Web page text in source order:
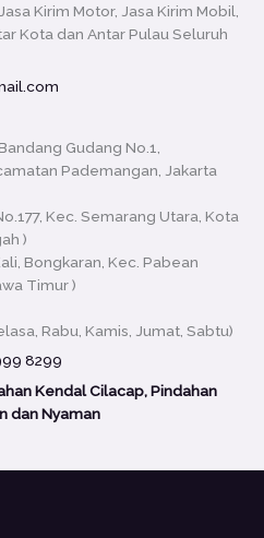
Kirim Motor, Jasa Kirim Mobil,
Kota dan Antar Pulau Seluruh
Gudang No.1,
Pademangan, Jakarta
Kec. Semarang Utara, Kota
)
Bongkaran, Kec. Pabean
Timur )
Rabu, Kamis, Jumat, Sabtu)
8299
Kendal Cilacap, Pindahan
dan Nyaman